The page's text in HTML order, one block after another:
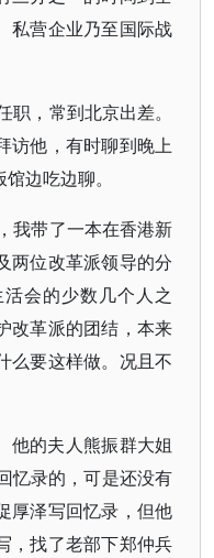
私营企业乃至国际战
，常到北京出差。
访他，有时聊到晚上
边吃边聊。
我带了一本在香港新
两位改革派领导的分
会的少数几个人之
改革派的团结，本来
么要这样做。况且不
他的夫人熊振群大姐
忆录的，可是还没有
厚泽写回忆录，但他
，找了老部下郑仲兵